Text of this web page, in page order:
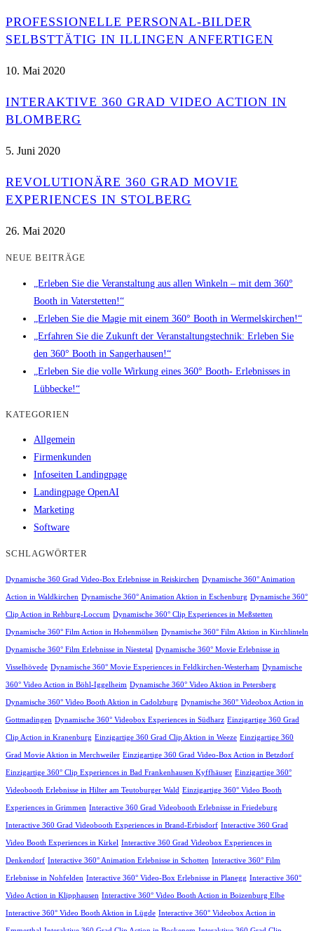
PROFESSIONELLE PERSONAL-BILDER
SELBSTTÄTIG IN ILLINGEN ANFERTIGEN
10. Mai 2020
INTERAKTIVE 360 GRAD VIDEO ACTION IN
BLOMBERG
5. Juni 2020
REVOLUTIONÄRE 360 GRAD MOVIE
EXPERIENCES IN STOLBERG
26. Mai 2020
NEUE BEITRÄGE
„Erleben Sie die Veranstaltung aus allen Winkeln – mit dem 360°
Booth in Vaterstetten!“
„Erleben Sie die Magie mit einem 360° Booth in Wermelskirchen!“
„Erfahren Sie die Zukunft der Veranstaltungstechnik: Erleben Sie
den 360° Booth in Sangerhausen!“
„Erleben Sie die volle Wirkung eines 360° Booth- Erlebnisses in
Lübbecke!“
KATEGORIEN
Allgemein
Firmenkunden
Infoseiten Landingpage
Landingpage OpenAI
Marketing
Software
SCHLAGWÖRTER
Dynamische 360 Grad Video-Box Erlebnisse in Reiskirchen Dynamische 360° Animation
Action in Waldkirchen Dynamische 360° Animation Aktion in Eschenburg Dynamische 360°
Clip Action in Rehburg-Loccum Dynamische 360° Clip Experiences in Meßstetten
Dynamische 360° Film Action in Hohenmölsen Dynamische 360° Film Aktion in Kirchlinteln
Dynamische 360° Film Erlebnisse in Niestetal Dynamische 360° Movie Erlebnisse in
Visselhövede Dynamische 360° Movie Experiences in Feldkirchen-Westerham Dynamische
360° Video Action in Böhl-Iggelheim Dynamische 360° Video Aktion in Petersberg
Dynamische 360° Video Booth Aktion in Cadolzburg Dynamische 360° Videobox Action in
Gottmadingen Dynamische 360° Videobox Experiences in Südharz Einzigartige 360 Grad
Clip Action in Kranenburg Einzigartige 360 Grad Clip Aktion in Weeze Einzigartige 360
Grad Movie Aktion in Merchweiler Einzigartige 360 Grad Video-Box Action in Betzdorf
Einzigartige 360° Clip Experiences in Bad Frankenhausen Kyffhäuser Einzigartige 360°
Videobooth Erlebnisse in Hilter am Teutoburger Wald Einzigartige 360° Video Booth
Experiences in Grimmen Interactive 360 Grad Videobooth Erlebnisse in Friedeburg
Interactive 360 Grad Videobooth Experiences in Brand-Erbisdorf Interactive 360 Grad
Video Booth Experiences in Kirkel Interactive 360 Grad Videobox Experiences in
Denkendorf Interactive 360° Animation Erlebnisse in Schotten Interactive 360° Film
Erlebnisse in Nohfelden Interactive 360° Video-Box Erlebnisse in Planegg Interactive 360°
Video Action in Klipphausen Interactive 360° Video Booth Action in Boizenburg Elbe
Interactive 360° Video Booth Aktion in Lügde Interactive 360° Videobox Action in